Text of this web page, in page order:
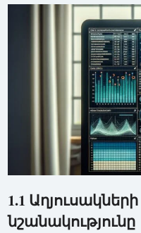
1.1
նշանակությունը